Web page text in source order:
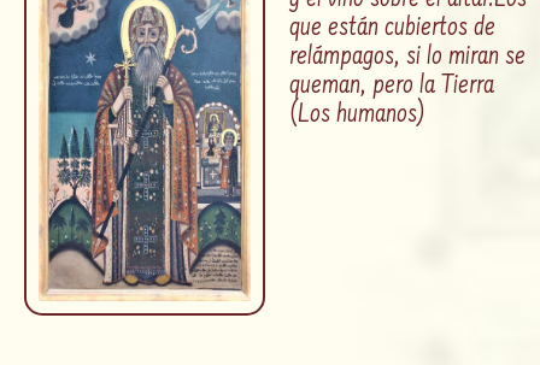
que están cubiertos de
relámpagos, si lo miran se
queman, pero la Tierra
(Los humanos)